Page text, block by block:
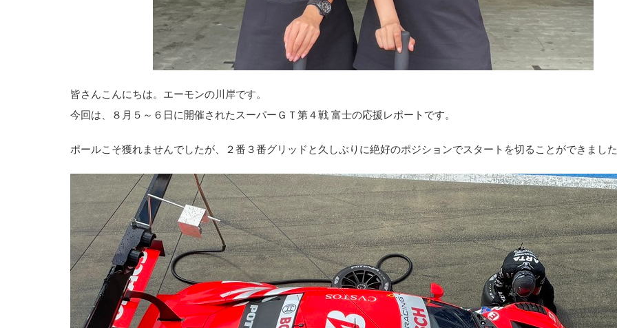
皆さんこんにちは。エーモンの川岸です。
今回は、８月５～６日に開催されたスーパーＧＴ第４戦 富士の応援レポートです。
ポールこそ獲れませんでしたが、２番３番グリッドと久しぶりに絶好のポジションでスタートを切ることができまし